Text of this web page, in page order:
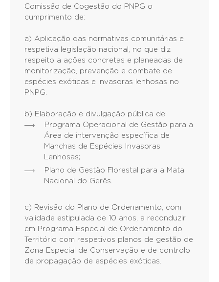
Comissão de Cogestão do PNPG o
cumprimento de:
a) Aplicação das normativas comunitárias e
respetiva legislação nacional, no que diz
respeito a ações concretas e planeadas de
monitorização, prevenção e combate de
espécies exóticas e invasoras lenhosas no
PNPG.
b) Elaboração e divulgação pública de:
Programa Operacional de Gestão para a
Área de intervenção específica de
Manchas de Espécies Invasoras
Lenhosas;
Plano de Gestão Florestal para a Mata
Nacional do Gerês.
c) Revisão do Plano de Ordenamento, com
validade estipulada de 10 anos, a reconduzir
em Programa Especial de Ordenamento do
Território com respetivos planos de gestão de
Zona Especial de Conservação e de controlo
de propagação de espécies exóticas.